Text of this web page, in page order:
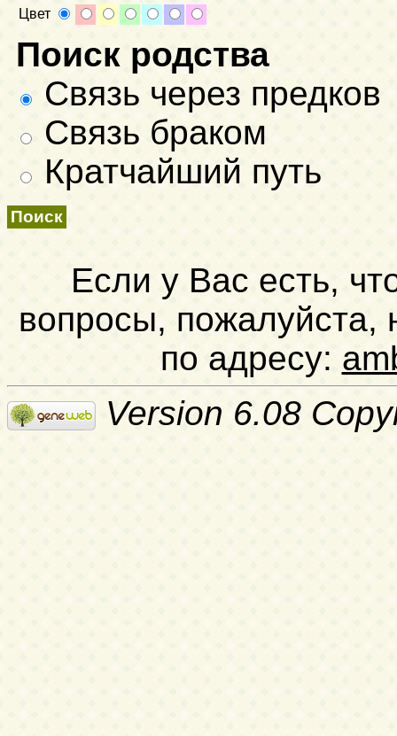
Цвет
Поиск родства
Связь через предков
Связь браком
Кратчайший путь
Если у Вас есть,
вопросы, пожалуйста,
по адресу:
Version 6.08